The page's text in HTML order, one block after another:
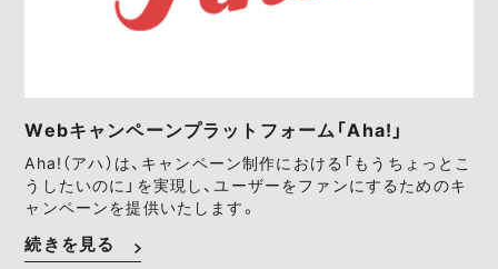
Webキャンペーンプラットフォーム「Aha!」
Aha!（アハ）は、キャンペーン制作における「もうちょっとこ
うしたいのに」を実現し、ユーザーをファンにするためのキ
ャンペーンを提供いたします。
続きを見る